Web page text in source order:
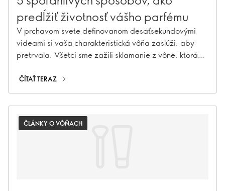
predĺžiť životnosť vášho parfému
V prchavom svete definovanom desaťsekundovými
videami si vaša charakteristická vôňa zaslúži, aby
pretrvala. Všetci sme zažili sklamanie z vône, ktorá
prezrádzame niekoľko praktických tipov na predĺženie
životnosti vášho milovaného parfumu, vďaka čomu sa
ČÍTAŤ TERAZ
ČLÁNKY O VÔŇACH